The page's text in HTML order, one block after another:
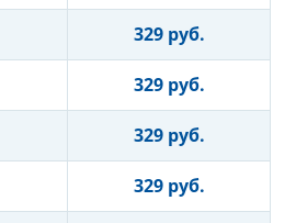
329 руб.
329 руб.
329 руб.
329 руб.